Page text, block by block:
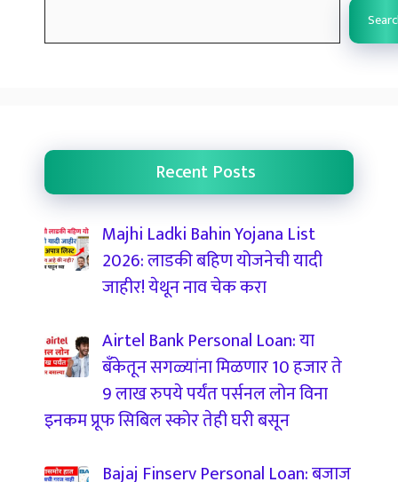
Recent Posts
Majhi Ladki Bahin Yojana List
2026: लाडकी बहिण योजनेची यादी
जाहीर! येथून नाव चेक करा
Airtel Bank Personal Loan: या
बँकेतून सगळ्यांना मिळणार 10 हजार ते
9 लाख रुपये पर्यंत पर्सनल लोन विना
इनकम प्रूफ सिबिल स्कोर तेही घरी बसून
Bajaj Finserv Personal Loan: बजाज